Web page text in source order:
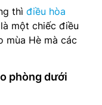
thì điều hòa
một chiếc điều
mùa Hè mà các
phòng dưới